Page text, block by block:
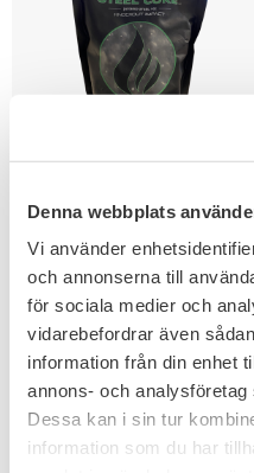
Denna webbplats
Vi använder
och annonserna till
för sociala medier och
vidarebefordrar även
information från din enhet
annons- och
Dessa kan i sin tur
information som du har
Balls 50st
.50.
319 KR